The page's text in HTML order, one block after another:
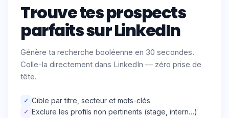
Trouve tes prospects
parfaits sur LinkedIn
Génère ta recherche booléenne en 30 secondes.
Colle-la directement dans LinkedIn — zéro prise de
tête.
✓ Cible par titre, secteur et mots-clés
✓ Exclure les profils non pertinents (stage, intern…)